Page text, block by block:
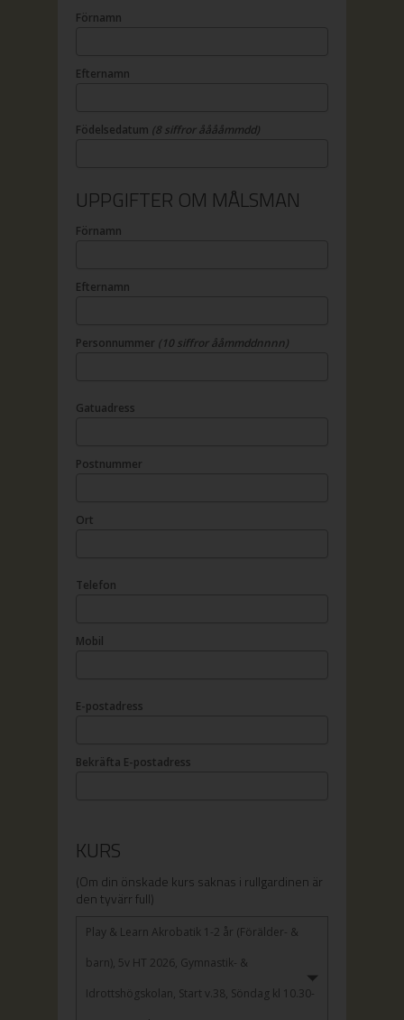
Förnamn
Efternamn
Födelsedatum (8 siffror ååååmmdd)
UPPGIFTER OM MÅLSMAN
Förnamn
Efternamn
Personnummer (10 siffror ååmmddnnnn)
Gatuadress
Postnummer
Ort
Telefon
Mobil
E-postadress
Bekräfta E-postadress
KURS
(Om din önskade kurs saknas i rullgardinen är
den tyvärr full)
Play & Learn Akrobatik 1-2 år (Förälder- &
barn), 5v HT 2026, Gymnastik- &
Idrottshögskolan, Start v.38, Söndag kl 10.30-